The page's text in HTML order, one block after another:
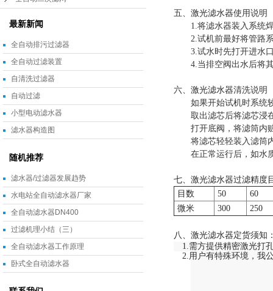
最新新闻
全自动排污过滤器
全自动过滤装置
自清洗过滤器
自动过滤
小型电动滤水器
滤水器构造图
随机推荐
滤水器/过滤器发展趋势
水电站全自动滤水器厂家
全自动滤水器DN400
过滤机理小结（三）
全自动滤水器工作原理
卧式全自动滤水器
五、 激光滤水器使用说明
1.将滤水器装入系统焊
2.试机前最好将管路系
3.试水时先打开进水口
4.当排空阀出水后将其
六、 激光滤水器清洗说明
如果开始试机时系统较
取出滤芯后将滤芯浸在
打开底阀，将滤筒内
将滤芯轻轻装入滤筒内
在正常运行后，如水质
七、激光滤水器过滤精度
目数
50
60
微米
300 250
八、激光滤水器定货须知
1.需方提供精密激光打
2.用户有特殊环境，我